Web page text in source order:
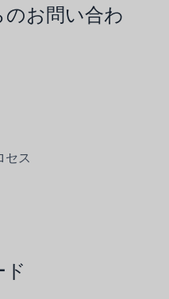
お問い合わ
セス